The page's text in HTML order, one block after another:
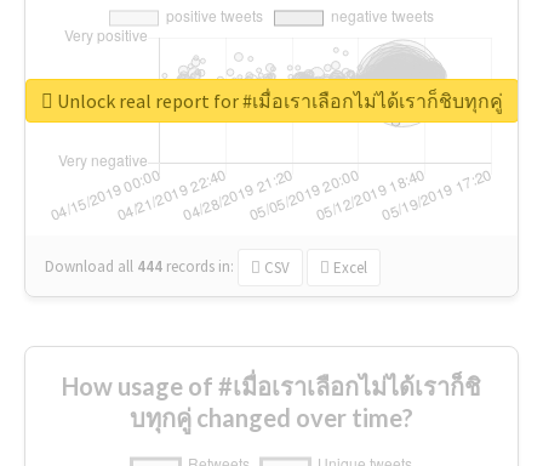
Download all 444 records in: CSV Excel
Unlock real report for #เมื่อเราเลือกไม่ได้เราก็ชิบทุกคู่
How usage of #เมื่อเราเลือกไม่ได้เราก็ชิ
บทุกคู่ changed over time?